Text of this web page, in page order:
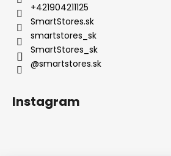
+421904211125
SmartStores.sk
smartstores_sk
SmartStores_sk
@smartstores.sk
Instagram